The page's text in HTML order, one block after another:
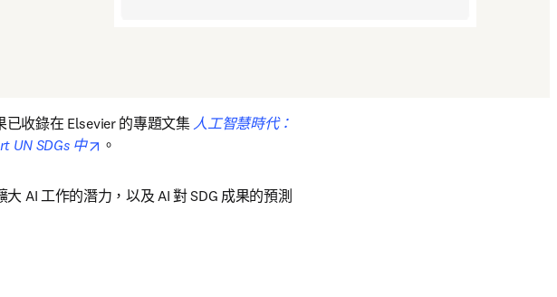
收錄在 Elsevier 的專題文集 人工智慧時代：
UN SDGs 中
opens in new tab/window
。
AI 工作的潛力，以及 AI 對 SDG 成果的預測